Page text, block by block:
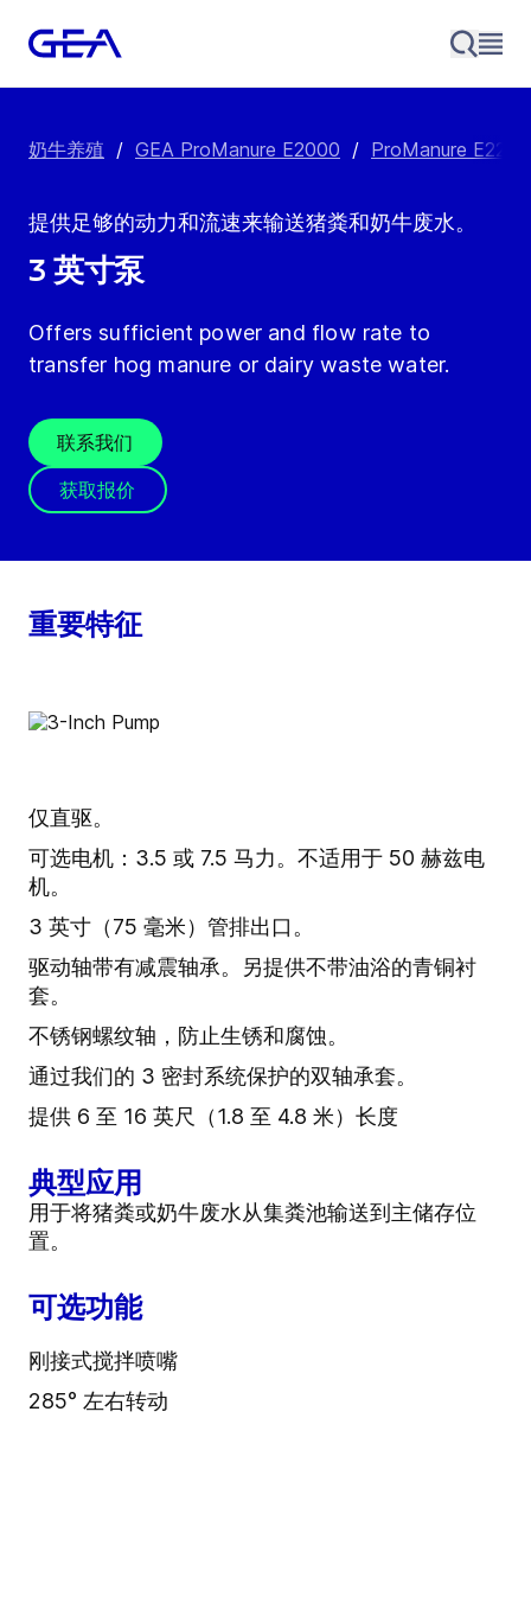
奶牛养殖 / GEA ProManure E2000 / ProManure
提供足够的动力和流速来输送猪粪和奶牛废水。
3 英寸泵
Offers sufficient power and flow rate to
transfer hog manure or dairy waste water.
联系我们
获取报价
重要特征
仅直驱。
可选电机：3.5 或 7.5 马力。不适用于 50 赫兹电
机。
3 英寸（75 毫米）管排出口。
驱动轴带有减震轴承。另提供不带油浴的青铜衬
套。
不锈钢螺纹轴，防止生锈和腐蚀。
通过我们的 3 密封系统保护的双轴承套。
提供 6 至 16 英尺（1.8 至 4.8 米）长度
典型应用
用于将猪粪或奶牛废水从集粪池输送到主储存位
置。
可选功能
刚接式搅拌喷嘴
285° 左右转动